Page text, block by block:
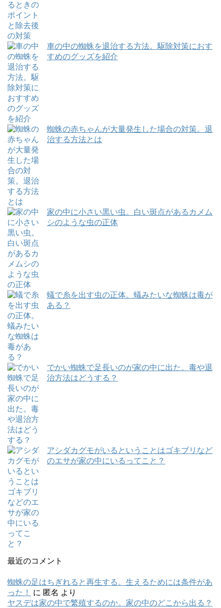
車の中の蜘蛛を退治する方法。駆除対策におす
すめのグッズを紹介
蜘蛛の赤ちゃんが大量発生した場合の対策。退
治する方法とは
家の中に小さい黒い虫。白い斑点があるカメム
シのような虫の正体
蟻で糸を出す虫の正体。蟻みたいな蜘蛛は毒が
ある？
でかい蜘蛛で足長いのが家の中に出た。毒や退
治方法はどうする？
アシダカグモがいるということはゴキブリなど
のエサが家の中にいるってこと？
最近のコメント
蜘蛛の足はちぎれると再生する。生えるためには条件があ
った！
に 匿名 より
ヤスデは家の中で繁殖するのか。家の中のどこから出る？